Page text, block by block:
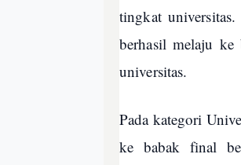
tingkat
berhasil melaju
universitas.
Pada kategori
ke babak final